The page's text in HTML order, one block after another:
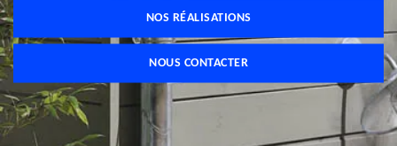
NOS RÉALISATIONS
NOUS CONTACTER